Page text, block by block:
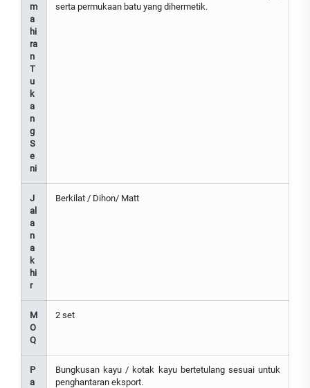
m
a
hi
ra
n
T
u
k
a
n
g
S
e
ni
serta permukaan batu yang dihermetik.
J
al
a
n
a
k
hi
r
Berkilat / Dihon/ Matt
M
O
Q
2 set
P
a
Bungkusan kayu / kotak kayu bertetulang sesuai untuk
penghantaran eksport.